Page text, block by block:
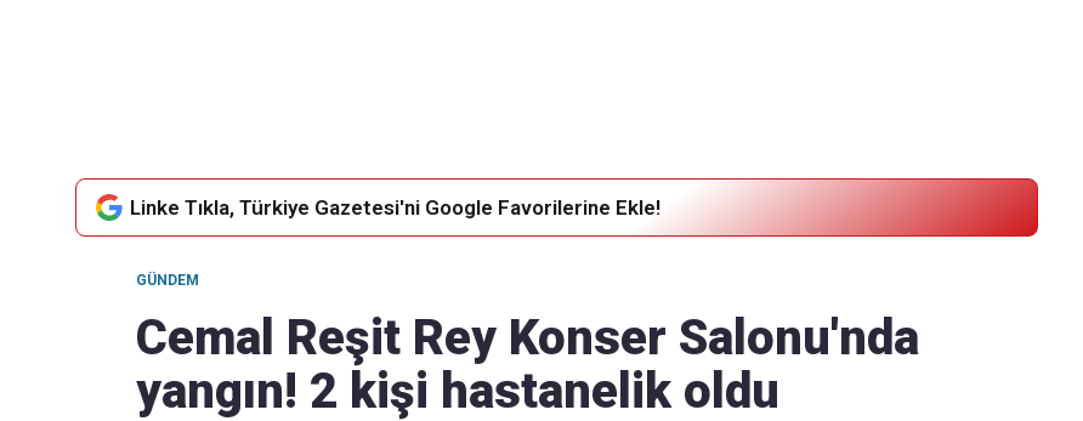
Linke Tıkla, Türkiye Gazetesi'ni Google Favorilerine Ekle!
GÜNDEM
Cemal Reşit Rey Konser Salonu'nda
yangın! 2 kişi hastanelik oldu